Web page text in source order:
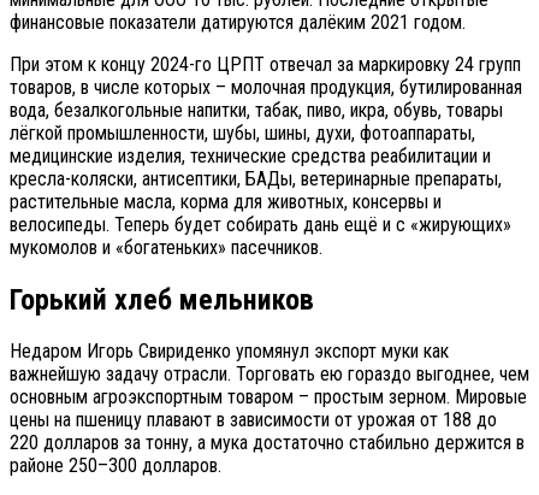
финансовые показатели датируются далёким 2021 годом.
При этом к концу 2024-го ЦРПТ отвечал за маркировку 24 групп
товаров, в числе которых – молочная продукция, бутилированная
вода, безалкогольные напитки, табак, пиво, икра, обувь, товары
лёгкой промышленности, шубы, шины, духи, фотоаппараты,
медицинские изделия, технические средства реабилитации и
кресла-коляски, антисептики, БАДы, ветеринарные препараты,
растительные масла, корма для животных, консервы и
велосипеды. Теперь будет собирать дань ещё и с «жирующих»
мукомолов и «богатеньких» пасечников.
Горький хлеб мельников
Недаром Игорь Свириденко упомянул экспорт муки как
важнейшую задачу отрасли. Торговать ею гораздо выгоднее, чем
основным агроэкспортным товаром – простым зерном. Мировые
цены на пшеницу плавают в зависимости от урожая от 188 до
220 долларов за тонну, а мука достаточно стабильно держится в
районе 250–300 долларов.